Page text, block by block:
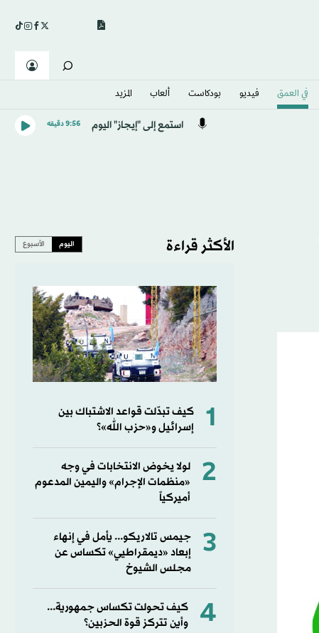
في العمق فيديو بودكاست ألعاب المزيد
استمع إلى "إيجاز" اليوم 9:56 دقيقه
الأكثر قراءة اليوم الأسبوع
1
كيف تبدّلت قواعد الاشتباك بين
إسرائيل و«حزب الله»؟
2
لولا يخوض الانتخابات في وجه
«منظمات الإجرام» واليمين المدعوم
أميركياً
3
جيمس تالاريكو... يأمل في إنهاء
إبعاد «ديمقراطيي» تكساس عن
مجلس الشيوخ
4
كيف تحولت تكساس جمهورية...
وأين تتركز قوة الحزبين؟